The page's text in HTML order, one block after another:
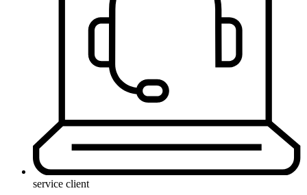
service client